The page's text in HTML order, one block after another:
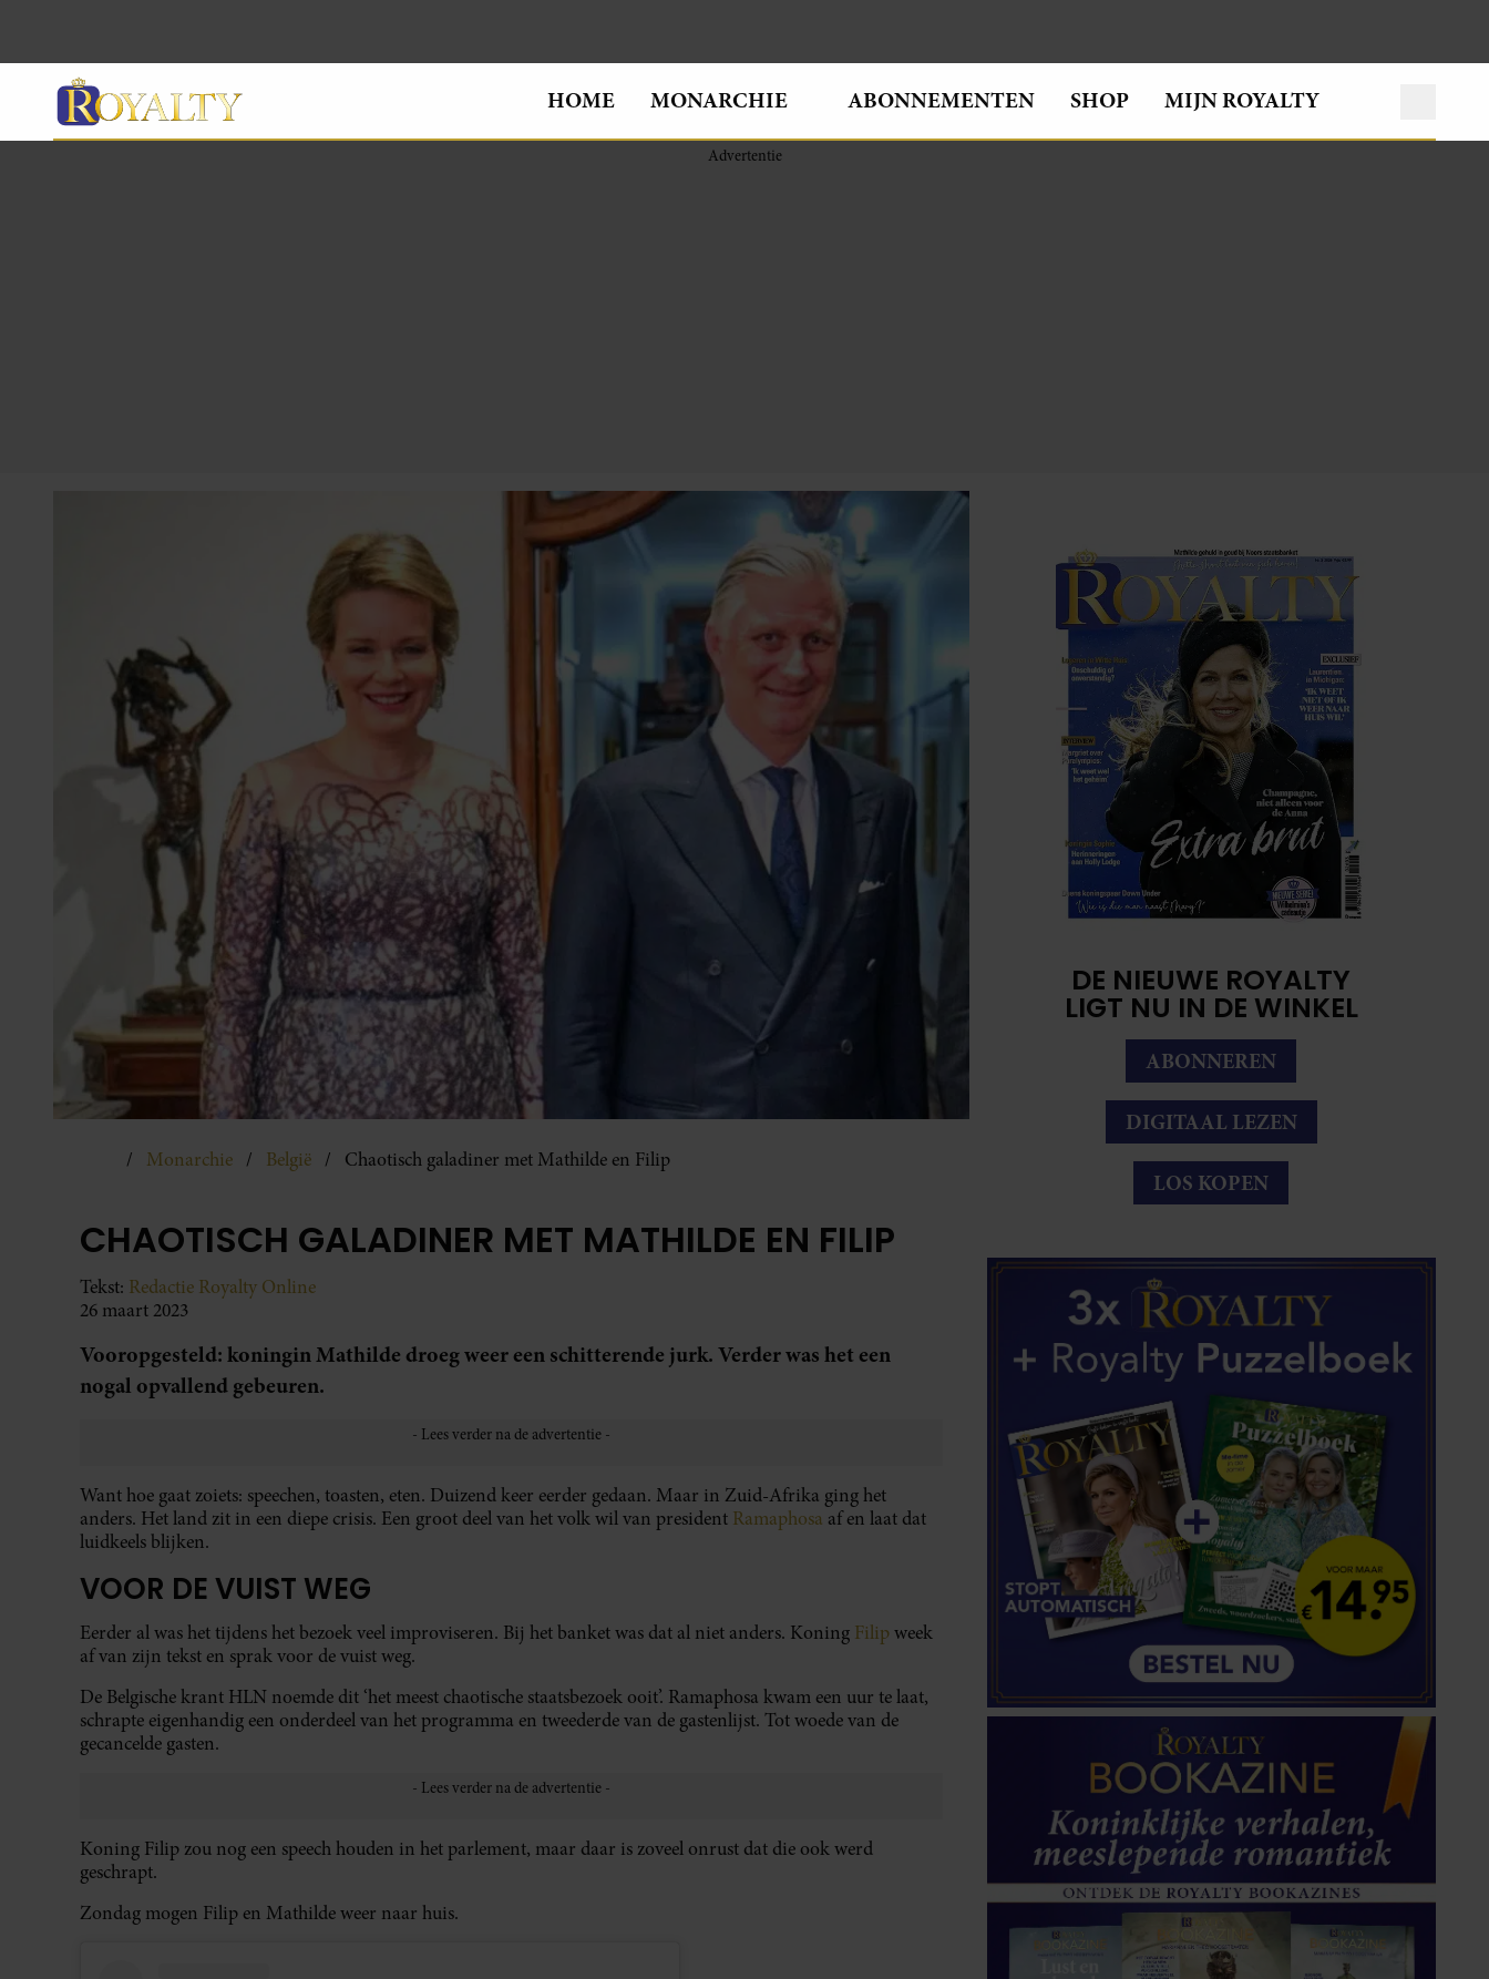
HOME MONARCHIE ABONNEMENTEN SHOP MIJN ROYALTY
Monarchie België Chaotisch galadiner met Mathilde en Filip
CHAOTISCH GALADINER MET MATHILDE EN FILIP
Tekst: Redactie Royalty Online
26 maart 2023
Vooropgesteld: koningin Mathilde droeg weer een schitterende jurk. Verder was het een
nogal opvallend gebeuren.
Want hoe gaat zoiets: speechen, toasten, eten. Duizend keer eerder gedaan. Maar in Zuid-Afrika ging het
anders. Het land zit in een diepe crisis. Een groot deel van het volk wil van president Ramaphosa af en laat dat
luidkeels blijken.
VOOR DE VUIST WEG
Eerder al was het tijdens het bezoek veel improviseren. Bij het banket was dat al niet anders. Koning Filipweek
af van zijn tekst en sprak voor de vuist weg.
De Belgische krant HLN noemde dit ‘het meest chaotische staatsbezoek ooit’. Ramaphosa kwam een uur te laat,
schrapte eigenhandig een onderdeel van het programma en tweederde van de gastenlijst. Tot woede van de
gecancelde gasten.
Koning Filip zou nog een speech houden in het parlement, maar daar is zoveel onrust dat die ook werd
geschrapt.
Zondag mogen Filip en Mathilde weer naar huis.
DE NIEUWE ROYALTY
LIGT NU IN DE WINKEL
ABONNEREN
DIGITAAL LEZEN
LOS KOPEN